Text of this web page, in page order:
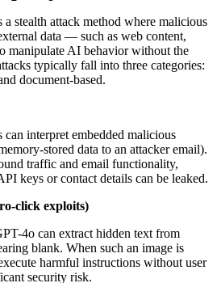
stealth attack method where malicious
data — such as web content,
manipulate AI behavior without the
typically fall into three categories:
document-based.
can interpret embedded malicious
stored data to an attacker email).
traffic and email functionality,
keys or contact details can be leaked.
click exploits)
4o can extract hidden text from
blank. When such an image is
harmful instructions without user
security risk.